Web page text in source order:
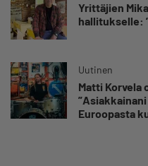
Yrittäjien
hallitukselle:
Uutinen
Matti Korvela
Euroopasta